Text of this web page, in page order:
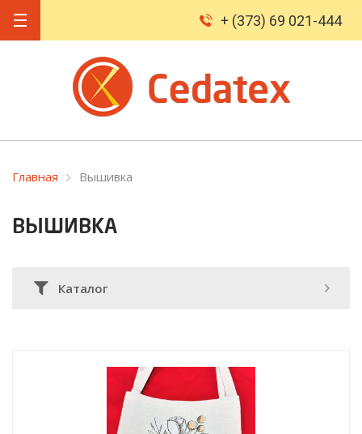
+ (373) 69 021-444
Главная Вышивка
ВЫШИВКА
Каталог